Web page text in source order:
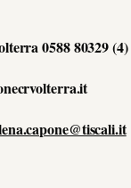
0588 80329 (4)